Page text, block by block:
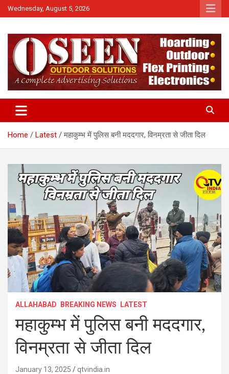
Skip
to
Wednesday, August 5, 2026
QTv India
Home Latest महाकुम्भ में पुलिस बनी मददगार, विनम्रता से जीता दिल
ALLAHABAD BREAKING NEWS LATEST
महाकुम्भ में पुलिस बनी मददगार,
विनम्रता से जीता दिल
January 13, 2025 qtvindia.in